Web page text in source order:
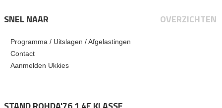
SNEL NAAR OVERZICHTEN
Programma / Uitslagen / Afgelastingen
Contact
Aanmelden Ukkies